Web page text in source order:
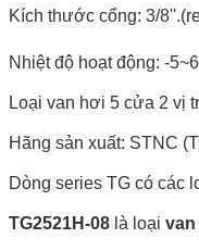
Kích thước cổng: 3/
Nhiệt độ hoạt động: -
Loại van hơi 5 cửa 2 vị
Hãng sản xuất: STNC
Dòng series TG có các
TG2521H-08 là loại van